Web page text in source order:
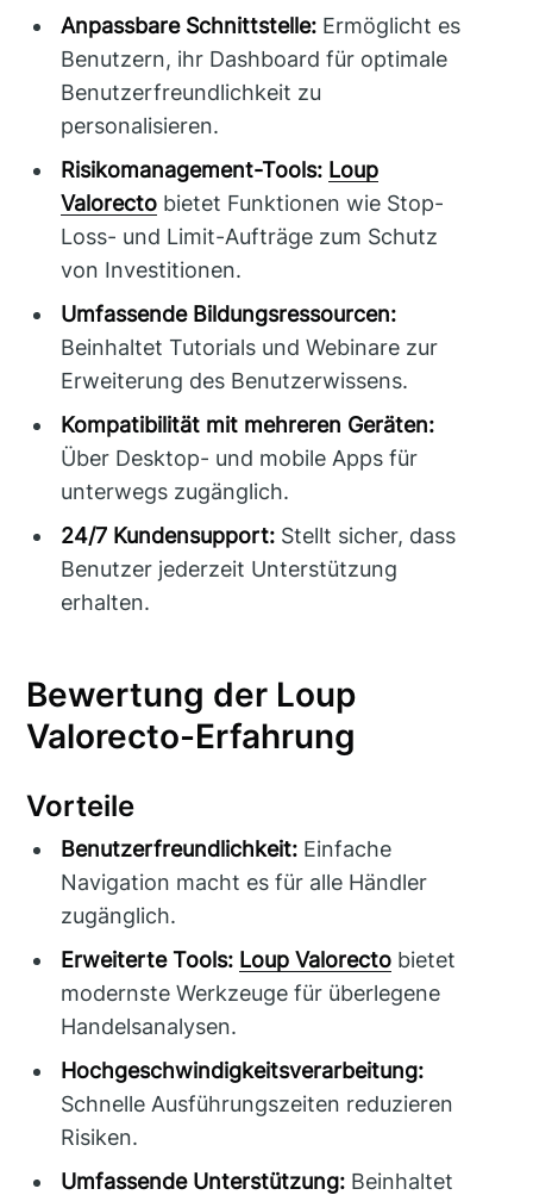
Anpassbare Schnittstelle: Ermöglicht es
Benutzern, ihr Dashboard für optimale
Benutzerfreundlichkeit zu
personalisieren.
Risikomanagement-Tools: Loup
Valorecto bietet Funktionen wie Stop-
Loss- und Limit-Aufträge zum Schutz
von Investitionen.
Umfassende Bildungsressourcen:
Beinhaltet Tutorials und Webinare zur
Erweiterung des Benutzerwissens.
Kompatibilität mit mehreren Geräten:
Über Desktop- und mobile Apps für
unterwegs zugänglich.
24/7 Kundensupport: Stellt sicher, dass
Benutzer jederzeit Unterstützung
erhalten.
Bewertung der Loup
Valorecto-Erfahrung
Vorteile
Benutzerfreundlichkeit: Einfache
Navigation macht es für alle Händler
zugänglich.
Erweiterte Tools: Loup Valorecto bietet
modernste Werkzeuge für überlegene
Handelsanalysen.
Hochgeschwindigkeitsverarbeitung:
Schnelle Ausführungszeiten reduzieren
Risiken.
Umfassende Unterstützung: Beinhaltet